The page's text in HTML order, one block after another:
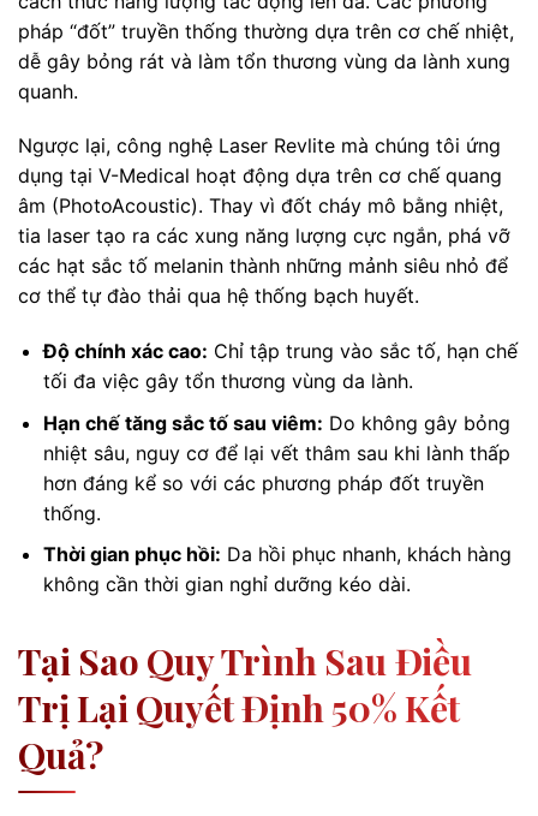
pháp “đốt” truyền thống thường dựa trên cơ chế nhiệt,
dễ gây bỏng rát và làm tổn thương vùng da lành xung
quanh.
Ngược lại, công nghệ Laser Revlite mà chúng tôi ứng
dụng tại V-Medical hoạt động dựa trên cơ chế quang
âm (PhotoAcoustic). Thay vì đốt cháy mô bằng nhiệt,
tia laser tạo ra các xung năng lượng cực ngắn, phá vỡ
các hạt sắc tố melanin thành những mảnh siêu nhỏ để
cơ thể tự đào thải qua hệ thống bạch huyết.
Độ chính xác cao: Chỉ tập trung vào sắc tố, hạn chế
tối đa việc gây tổn thương vùng da lành.
Hạn chế tăng sắc tố sau viêm: Do không gây bỏng
nhiệt sâu, nguy cơ để lại vết thâm sau khi lành thấp
hơn đáng kể so với các phương pháp đốt truyền
thống.
Thời gian phục hồi: Da hồi phục nhanh, khách hàng
không cần thời gian nghỉ dưỡng kéo dài.
Tại Sao Quy Trình Sau Điều
Trị Lại Quyết Định 50% Kết
Quả?